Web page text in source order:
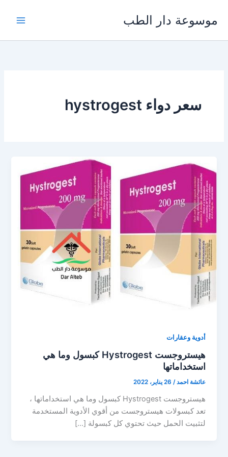
المحتوى
موسوعة دار الطب
سعر دواء hystrogest
أدوية وعقارات
هيستروجست Hystrogest كبسول وما هي
استخداماتها
عائشة احمد/ 26 يناير، 2022
هيستروجست Hystrogest كبسول وما هي استخداماتها ،
تعد كبسولات هيستروجست من أقوي الأدوية المستخدمة
لتثبيت الحمل حيث تحتوي كل كبسولة […]